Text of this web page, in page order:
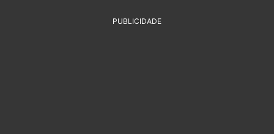
PUBLICIDADE